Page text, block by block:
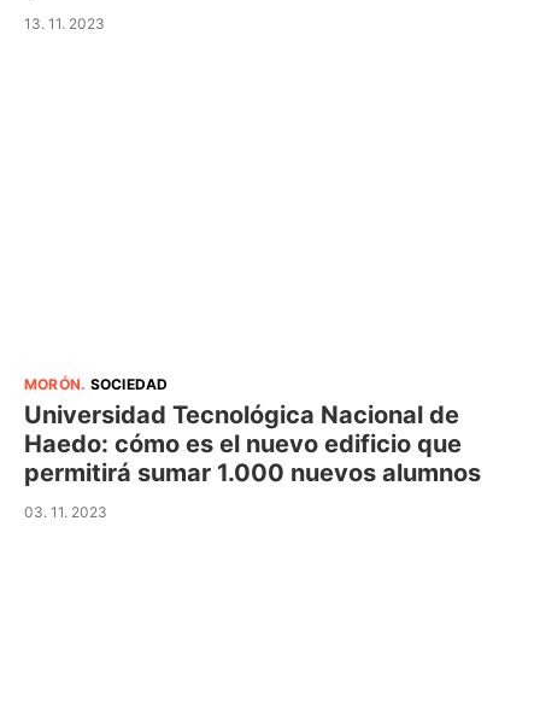
13. 11. 2023
MORÓN. SOCIEDAD
Universidad Tecnológica Nacional de
Haedo: cómo es el nuevo edificio que
permitirá sumar 1.000 nuevos alumnos
03. 11. 2023